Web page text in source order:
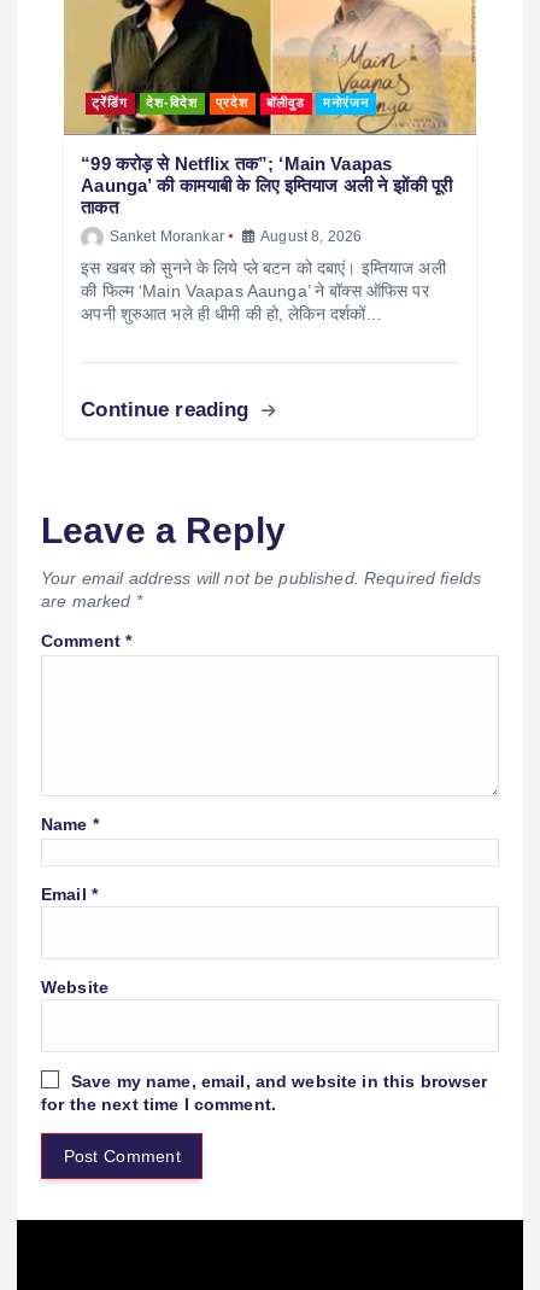
ट्रेंडिंग देश-विदेश प्रदेश बॉलीवुड मनोरंजन
“99 करोड़ से Netflix तक”; ‘Main Vaapas
Aaunga’ की कामयाबी के लिए इम्तियाज अली ने झोंकी पूरी
ताकत
Sanket Morankar August 8, 2026
इस खबर को सुनने के लिये प्ले बटन को दबाएं। इम्तियाज अली
की फिल्म ‘Main Vaapas Aaunga’ ने बॉक्स ऑफिस पर
अपनी शुरुआत भले ही धीमी की हो, लेकिन दर्शकों…
Continue reading
Leave a Reply
Your email address will not be published. Required fields
are marked *
Comment*
Name *
Email *
Website
Save my name, email, and website in this browser
for the next time I comment.